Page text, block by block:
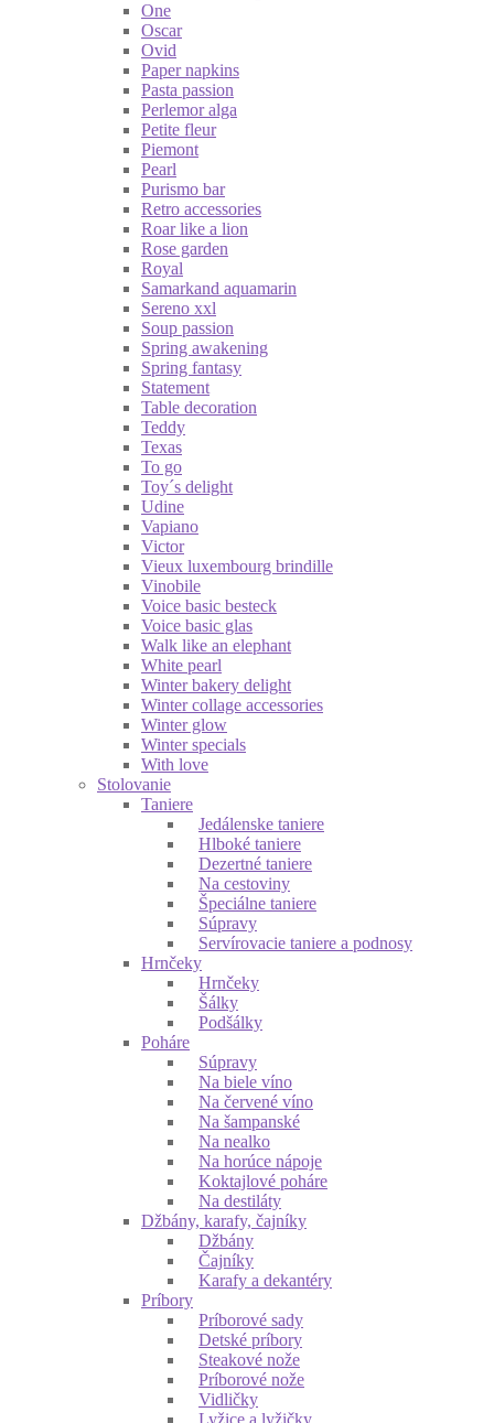
One
Oscar
Ovid
Paper napkins
Pasta passion
Perlemor alga
Petite fleur
Piemont
Pearl
Purismo bar
Retro accessories
Roar like a lion
Rose garden
Royal
Samarkand aquamarin
Sereno xxl
Soup passion
Spring awakening
Spring fantasy
Statement
Table decoration
Teddy
Texas
To go
Toy´s delight
Udine
Vapiano
Victor
Vieux luxembourg brindille
Vinobile
Voice basic besteck
Voice basic glas
Walk like an elephant
White pearl
Winter bakery delight
Winter collage accessories
Winter glow
Winter specials
With love
Stolovanie
Taniere
Jedálenske taniere
Hlboké taniere
Dezertné taniere
Na cestoviny
Špeciálne taniere
Súpravy
Servírovacie taniere a podnosy
Hrnčeky
Hrnčeky
Šálky
Podšálky
Poháre
Súpravy
Na biele víno
Na červené víno
Na šampanské
Na nealko
Na horúce nápoje
Koktajlové poháre
Na destiláty
Džbány, karafy, čajníky
Džbány
Čajníky
Karafy a dekantéry
Príbory
Príborové sady
Detské príbory
Steakové nože
Príborové nože
Vidličky
Lyžice a lyžičky